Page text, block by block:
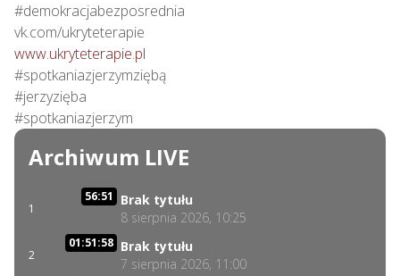
#demokracjabezposrednia
www.ukryteterapie.pl
#spotkaniazjerzymziębą
#jerzyzięba
#spotkaniazjerzym
Archiwum LIVE
1
56:51
Brak tytułu
8 sierpnia 2026, 10:25
2
01:51:58 Brak tytułu
7 sierpnia 2026, 11:00